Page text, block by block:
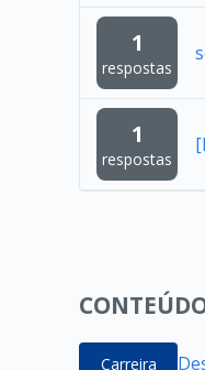
1
respostas
1
respostas
Carreira